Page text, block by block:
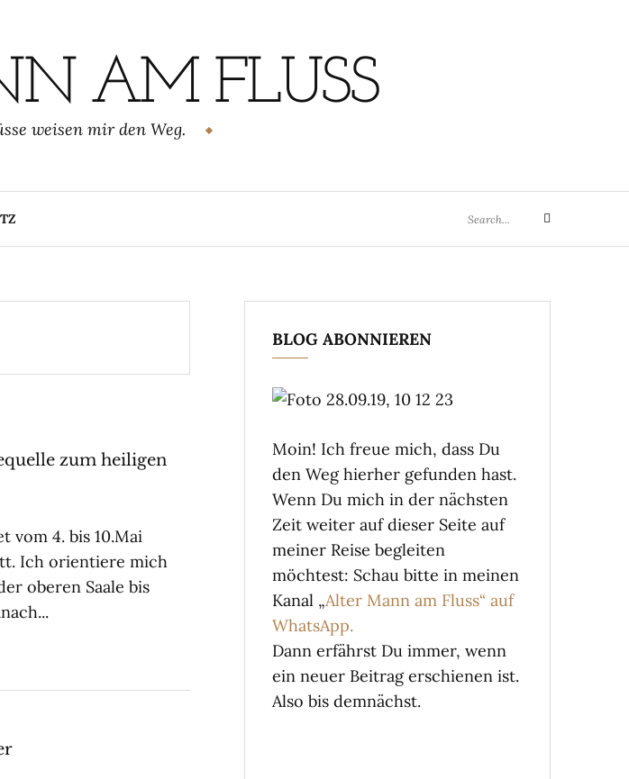
AM FLUSS
weisen mir den Weg.
Search
zum heiligen
vom 4. bis 10.Mai
Ich orientiere mich
oberen Saale bis
BLOG ABONNIEREN
Moin! Ich freue mich, dass Du
den Weg hierher gefunden hast.
Wenn Du mich in der nächsten
Zeit weiter auf dieser Seite auf
meiner Reise begleiten
möchtest: Schau bitte in meinen
Kanal „Alter Mann am Fluss“ auf
WhatsApp.
Dann erfährst Du immer, wenn
ein neuer Beitrag erschienen ist.
Also bis demnächst.